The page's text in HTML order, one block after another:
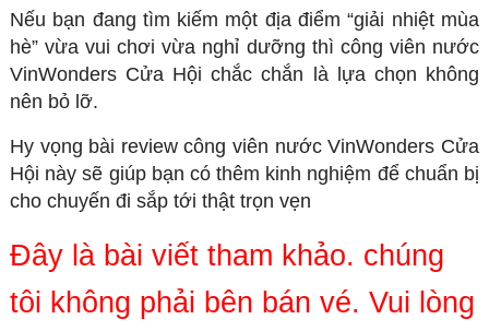
Nếu bạn đang tìm kiếm một địa điểm “giải nhiệt mùa
hè” vừa vui chơi vừa nghỉ dưỡng thì công viên nước
VinWonders Cửa Hội chắc chắn là lựa chọn không
nên bỏ lỡ.
Hy vọng bài review công viên nước VinWonders Cửa
Hội này sẽ giúp bạn có thêm kinh nghiệm để chuẩn bị
cho chuyến đi sắp tới thật trọn vẹn
Đây là bài viết tham khảo. chúng
tôi không phải bên bán vé. Vui lòng